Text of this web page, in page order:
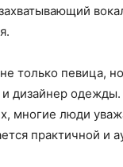
только певица,
дизайнер
многие люди
практичной и